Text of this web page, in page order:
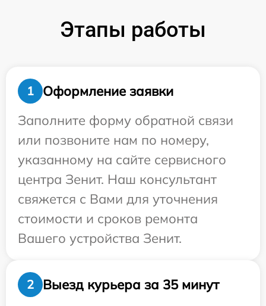
Этапы работы
1
Оформление заявки
Заполните форму обратной связи
или позвоните нам по номеру,
указанному на сайте сервисного
центра Зенит. Наш консультант
свяжется с Вами для уточнения
стоимости и сроков ремонта
Вашего устройства Зенит.
2
Выезд курьера за 35 минут